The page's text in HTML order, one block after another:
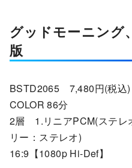
グッドモーニン
版
BSTD2065 7,480円(税込)
COLOR 86分
2層 1.リニアPCM(ステレ
リー：ステレオ)
16:9【1080p Hi-Def】